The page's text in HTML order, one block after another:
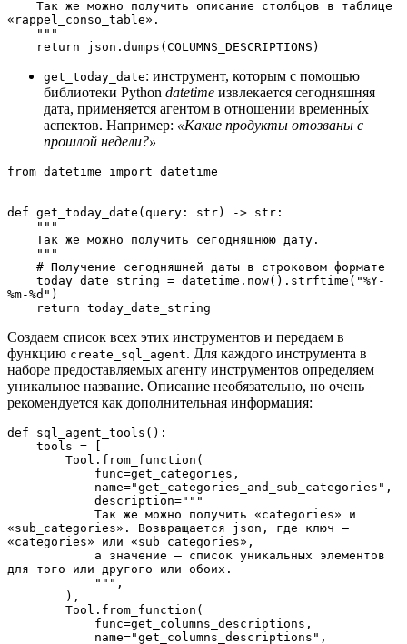
«rappel_conso_table».
    """
    return json.dumps(COLUMNS_DESCRIPTIONS)
get_today_date: инструмент, которым с помощью
библиотеки Python datetime извлекается сегодняшняя
дата, применяется агентом в отношении временны́х
аспектов. Например: «Какие продукты отозваны с
прошлой недели?»
from datetime import datetime
def get_today_date(query: str) -> str:
    """
    Так же можно получить сегодняшнюю дату.
    """
    # Получение сегодняшней даты в строковом формате
%m-%d")
    return today_date_string
Создаем список всех этих инструментов и передаем в
функцию create_sql_agent. Для каждого инструмента в
наборе предоставляемых агенту инструментов определяем
уникальное название. Описание необязательно, но очень
рекомендуется как дополнительная информация:
def sql_agent_tools():
    tools = [
        Tool.from_function(
            func=get_categories,
            name="get_categories_and_sub_categories",
            description="""
«sub_categories». Возвращается json, где ключ ―
«categories» или «sub_categories»,
для того или другого или обоих.
            """,
        ),
        Tool.from_function(
            func=get_columns_descriptions,
            name="get_columns_descriptions",